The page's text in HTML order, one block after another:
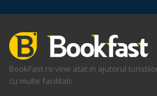
BookFast.ro vine atat in ajutorul
cu multe facilitati: